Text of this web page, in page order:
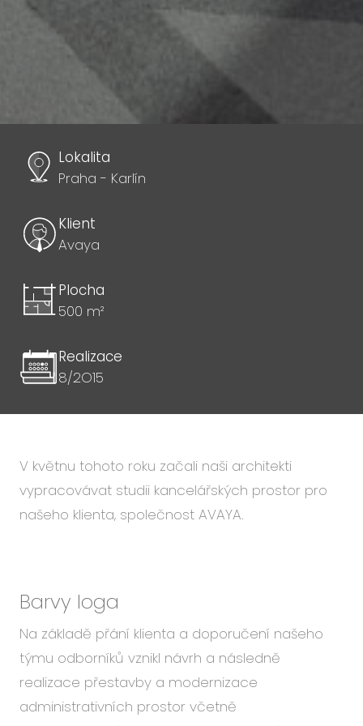
Lokalita
Praha - Karlín
Klient
Avaya
Plocha
500 m²
Realizace
8/2O15
V květnu tohoto roku začali naši architekti
vypracovávat studii kancelářských prostor pro
našeho klienta, společnost AVAYA.
Barvy loga
Na základě přání klienta a doporučení našeho
týmu odborníků vznikl návrh a následně
realizace přestavby a modernizace
administrativních prostor včetně